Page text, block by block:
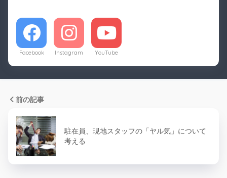
Facebook Instagram YouTube
前の記事
駐在員、現地スタッフの「ヤル気」について
考える